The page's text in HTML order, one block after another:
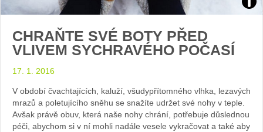
CHRAŇTE SVÉ BOTY PŘED
VLIVEM SYCHRAVÉHO POČASÍ
17. 1. 2016
V období čvachtajících, kaluží, všudypřítomného vlhka, lezavých
mrazů a poletujícího sněhu se snažíte udržet své nohy v teple.
Avšak právě obuv, která naše nohy chrání, potřebuje důslednou
péči, abychom si v ní mohli nadále vesele vykračovat a také aby